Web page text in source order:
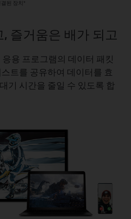
결된 장치*
즐거움은 배가 되고
용 프로그램의 데이터 패킷
트를 공유하여 데이터를 효
기 시간을 줄일 수 있도록 합